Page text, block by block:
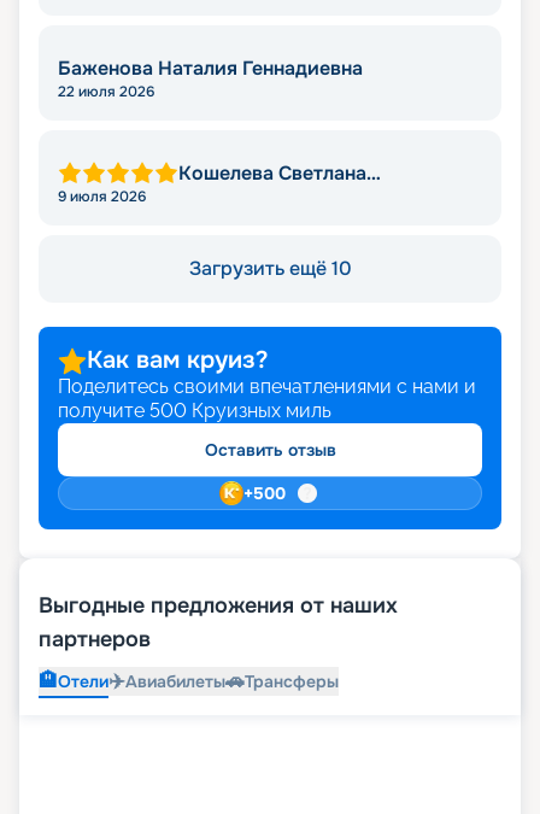
Баженова Наталия Геннадиевна
22 июля 2026
Кошелева Светлана
9 июля 2026
Загрузить ещё 10
Как вам круиз?
Поделитесь своими впечатлениями с нами и
получите 500 Круизных миль
Оставить отзыв
+500
Выгодные предложения от наших
партнеров
🏨Отели✈️Авиабилеты🚗Трансферы